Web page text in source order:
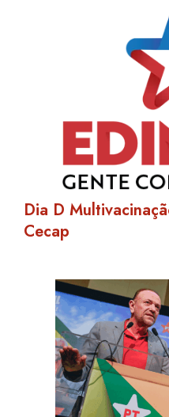
Dia D
Cecap